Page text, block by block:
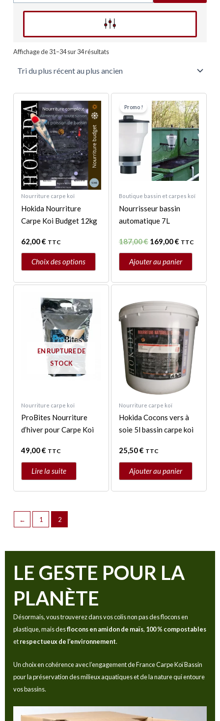
Affinez votre recherche
Affichage de 31–34 sur 34 résultatsdu
au
plus
Nourriture carpe koï
Hokida Nourriture
Carpe Koi Budget 12kg
62,00€ TTC
Choix des options
Ce
produit
a
plusieurs
variations.
Les
options
peuvent
être
choisies
sur
page
produit
Promo !
Boutique bassin et carpes koï
Nourrisseur bassin
automatique 7L
187,00€
prix
initial
était :
187,00 €.
169,00€
prix
actuel
est :
169,00 €.
TTC
Ajouter au panier
EN RUPTURE DE
STOCK
Nourriture carpe koï
ProBites Nourriture
d’hiver pour Carpe Koi
49,00€ TTC
Lire la suite
Nourriture carpe koï
Hokida Cocons vers à
soie 5l bassin carpe koi
25,50€ TTC
Ajouter au panier
← 1 2
LE GESTE POUR LA
PLANÈTE
Désormais, vous trouverez dans vos colis non pas des flocons en
plastique, mais desflocons en amidon de maïs, 100 % compostables
etrespectueux de l’environnement.
Un choix en cohérence avec l’engagement de France Carpe Koï Bassin
pour la préservation des milieux aquatiques et de la nature qui entoure
vos bassins.